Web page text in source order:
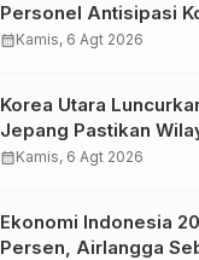
Personel Antisipasi
Usai Final Piala
calendar_monthKamis, 6 Agt 2026
Korea Utara
Jepang Pastikan
calendar_monthKamis, 6 Agt 2026
Ekonomi Indonesia
Persen, Airlangga